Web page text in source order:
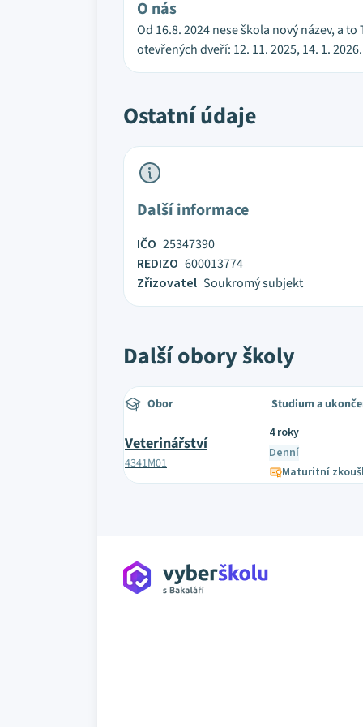
O nás
Od 16.8. 2024 nese škola nový název, a
otevřených dveří: 12. 11. 2025, 14. 1. 2026.
Ostatní údaje
Další informace
IČO 25347390
REDIZO 600013774
Zřizovatel Soukromý subjekt
Další obory školy
Obor Studium a
Veterinářství
4341M01
4 roky
Denní
Maturitní